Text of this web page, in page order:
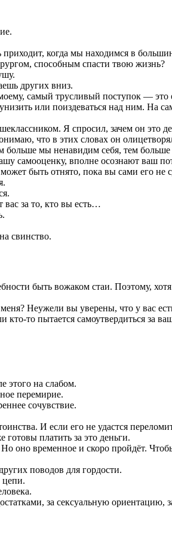
когда мы находимся в
способным спасти твою жизнь?
других вниз.
самый трусливый поступок — это
или поиздеваться над ним. На
Я спросил, зачем он это
что в этих словах он
мы ненавидим себя, тем больше
самооценку, вполне осознают ваш
быть отнято, пока вы сами его не
за то, кто вы есть…
свинство.
быть вожаком стаи. Поэтому,
Неужели вы уверены, что у вас
то пытается самоутвердиться за
этого на слабом.
перемирие.
сочувствие.
И если его не удастся
платить за это деньги.
временное и скоро пройдёт.
поводов для гордости.
цепи.
за сексуальную ориентацию,